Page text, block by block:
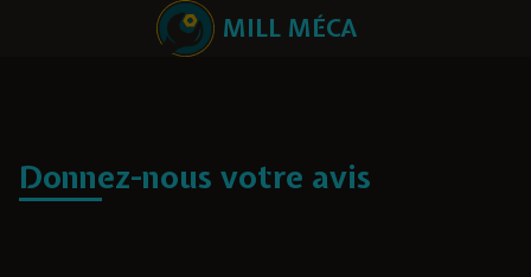
MILL MÉCA
Donnez-nous votre avis